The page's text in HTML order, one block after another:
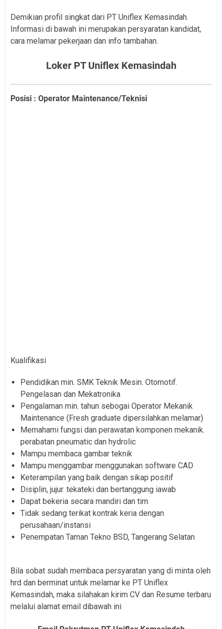
Demikian profil singkat dari PT Uniflex Kemasindah.
Informasi di bawah ini merupakan persyaratan kandidat,
cara melamar pekerjaan dan info tambahan.
Loker PT Uniflex Kemasindah
Posisi : Operator Maintenance/Teknisi
Kualifikasi
Pendidikan min. SMK Teknik Mesin. Otomotif.
Pengelasan dan Mekatronika
Pengalaman min. tahun sebogai Operator Mekanik
Maintenance (Fresh graduate dipersilahkan melamar)
Memahami fungsi dan perawatan komponen mekanik.
perabatan pneumatic dan hydrolic
Mampu membaca gambar teknik
Mampu menggambar menggunakan software CAD
Keterampilan yang baik dengan sikap positif
Disiplin, jujur. tekateki dan bertanggung iawab
Dapat bekeria secara mandiri dan tim
Tidak sedang terikat kontrak keria dengan
perusahaan/instansi
Penempatan Taman Tekno BSD, Tangerang Selatan
Bila sobat sudah membaca persyaratan yang di minta oleh
hrd dan berminat untuk melamar ke PT Uniflex
Kemasindah, maka silahakan kirim CV dan Resume terbaru
melalui alamat email dibawah ini